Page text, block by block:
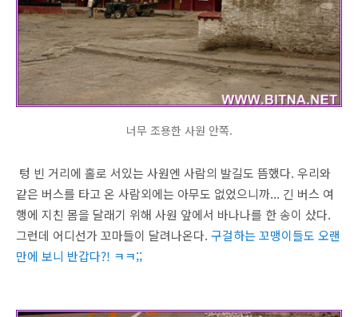
너무 조용한 사원 안쪽.
텅 빈 거리에 홀로 서있는 사원엔 사람의 발길도 뜸했다. 우리와
같은 버스를 타고 온 사람외에는 아무도 없었으니까... 긴 버스 여
행에 지친 몸을 달래기 위해 사원 앞에서 바나나를 한 송이 샀다.
그런데 어디선가 꼬마들이 달려나온다. 구걸하는 꼬맹이들도 오랜
만에 보니 반갑다?! ㅋㅋ;;